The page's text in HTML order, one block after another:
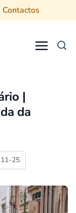
Contactos
|
da
25